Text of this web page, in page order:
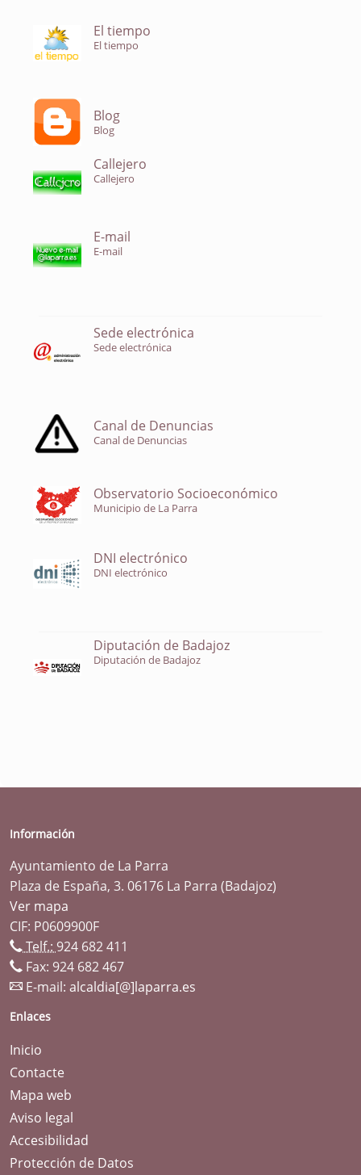
El tiempo
El tiempo
Blog
Blog
Callejero
Callejero
E-mail
E-mail
Sede electrónica
Sede electrónica
Canal de Denuncias
Canal de Denuncias
Observatorio Socioeconómico
Municipio de La Parra
DNI electrónico
DNI electrónico
Diputación de Badajoz
Diputación de Badajoz
Información
Ayuntamiento de La Parra
Plaza de España, 3. 06176 La Parra (Badajoz)
Ver mapa
CIF: P0609900F
Telf.: 924 682 411
Fax: 924 682 467
E-mail: alcaldia[@]laparra.es
Enlaces
Inicio
Contacte
Mapa web
Aviso legal
Accesibilidad
Protección de Datos